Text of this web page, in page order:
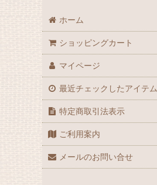
ホーム
ショッピングカート
マイページ
最近チェックしたアイテム
特定商取引法表示
ご利用案内
メールのお問い合せ